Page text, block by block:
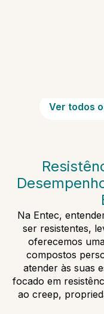
Ver todos
Na Entec,
ser resistentes,
oferecemos
compostos
atender às suas
focado em
ao creep,